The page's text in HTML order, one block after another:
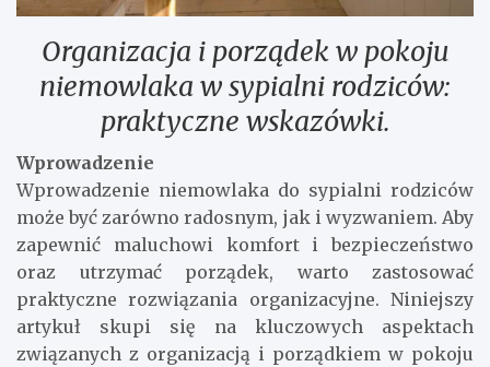
Organizacja i porządek w pokoju
niemowlaka w sypialni rodziców:
praktyczne wskazówki.
Wprowadzenie
Wprowadzenie niemowlaka do sypialni rodziców
może być zarówno radosnym, jak i wyzwaniem. Aby
zapewnić maluchowi komfort i bezpieczeństwo
oraz utrzymać porządek, warto zastosować
praktyczne rozwiązania organizacyjne. Niniejszy
artykuł skupi się na kluczowych aspektach
związanych z organizacją i porządkiem w pokoju